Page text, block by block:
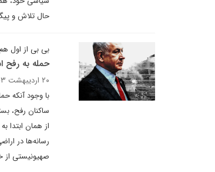
حال تلاش و
بی بی از اول هم
حمله به رفح
۲۰ اردیبهشت ۱۴۰۳
با وجود آنکه
ساکنان رفح،
از همان ابتدا
رسانه‌ها در
صهیونیستی از